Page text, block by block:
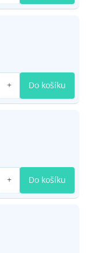
Do košíku
Do košíku